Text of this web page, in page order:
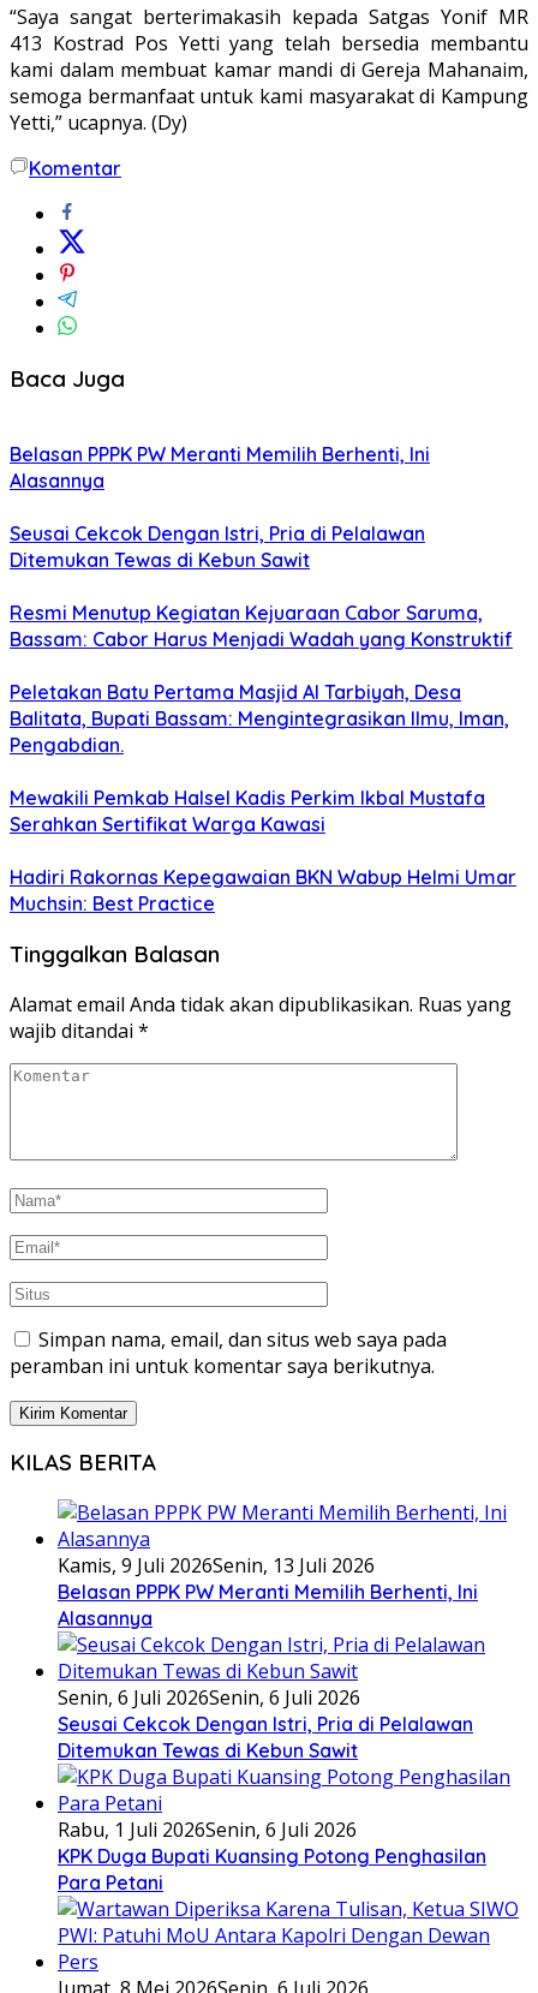
“Saya sangat berterimakasih kepada Satgas Yonif MR
413 Kostrad Pos Yetti yang telah bersedia membantu
kami dalam membuat kamar mandi di Gereja Mahanaim,
semoga bermanfaat untuk kami masyarakat di Kampung
Yetti,” ucapnya. (Dy)
Komentar
Baca Juga
Belasan PPPK PW Meranti Memilih Berhenti, Ini
Alasannya
Seusai Cekcok Dengan Istri, Pria di Pelalawan
Ditemukan Tewas di Kebun Sawit
Resmi Menutup Kegiatan Kejuaraan Cabor Saruma,
Bassam: Cabor Harus Menjadi Wadah yang Konstruktif
Peletakan Batu Pertama Masjid Al Tarbiyah, Desa
Balitata, Bupati Bassam: Mengintegrasikan Ilmu, Iman,
Pengabdian.
Mewakili Pemkab Halsel Kadis Perkim Ikbal Mustafa
Serahkan Sertifikat Warga Kawasi
Hadiri Rakornas Kepegawaian BKN Wabup Helmi Umar
Muchsin: Best Practice
Tinggalkan Balasan
Alamat email Anda tidak akan dipublikasikan. Ruas yang
wajib ditandai *
Simpan nama, email, dan situs web saya pada
peramban ini untuk komentar saya berikutnya.
KILAS BERITA
Kamis, 9 Juli 2026Senin, 13 Juli 2026
Belasan PPPK PW Meranti Memilih Berhenti, Ini
Alasannya
Senin, 6 Juli 2026Senin, 6 Juli 2026
Seusai Cekcok Dengan Istri, Pria di Pelalawan
Ditemukan Tewas di Kebun Sawit
Rabu, 1 Juli 2026Senin, 6 Juli 2026
KPK Duga Bupati Kuansing Potong Penghasilan
Para Petani